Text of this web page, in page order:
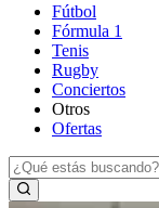
Fútbol
Fórmula 1
Tenis
Rugby
Conciertos
Otros
Ofertas